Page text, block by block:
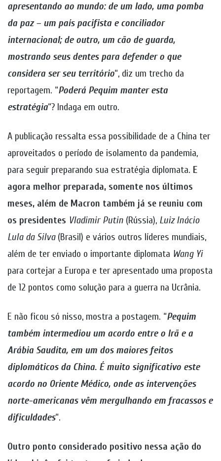
apresentando ao mundo: de um lado, uma pomba
da paz – um país pacifista e conciliador
internacional; de outro, um cão de guarda,
mostrando seus dentes para defender o que
considera ser seu território“, diz um trecho da
reportagem. “Poderá Pequim manter esta
estratégia“? Indaga em outro.
A publicação ressalta essa possibilidade de a China ter
aproveitados o período de isolamento da pandemia,
para seguir preparando sua estratégia diplomata. E
agora melhor preparada, somente nos últimos
meses, além de Macron também já se reuniu com
os presidentes Vladimir Putin (Rússia), Luiz Inácio
Lula da Silva (Brasil) e vários outros líderes mundiais,
além de ter enviado o importante diplomata Wang Yi
para cortejar a Europa e ter apresentado uma proposta
de 12 pontos como solução para a guerra na Ucrânia.
E não ficou só nisso, mostra a postagem. “Pequim
também intermediou um acordo entre o Irã e a
Arábia Saudita, em um dos maiores feitos
diplomáticos da China. É muito significativo este
acordo no Oriente Médico, onde as intervenções
norte-americanas vêm mergulhando em fracassos e
dificuldades“.
Outro ponto considerado positivo nessa ação do